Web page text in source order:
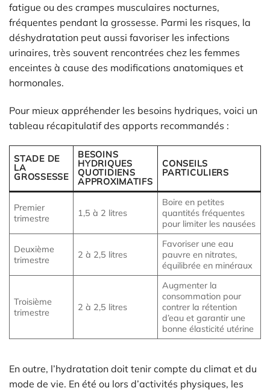
fatigue ou des crampes musculaires nocturnes,
fréquentes pendant la grossesse. Parmi les risques, la
déshydratation peut aussi favoriser les infections
urinaires, très souvent rencontrées chez les femmes
enceintes à cause des modifications anatomiques et
hormonales.
Pour mieux appréhender les besoins hydriques, voici un
tableau récapitulatif des apports recommandés :
STADE DE
LA
GROSSESSE
BESOINS
HYDRIQUES
QUOTIDIENS
APPROXIMATIFS
CONSEILS
PARTICULIERS
Premier
trimestre
1,5 à 2 litres
Boire en petites
quantités fréquentes
pour limiter les nausées
Deuxième
trimestre
2 à 2,5 litres
Favoriser une eau
pauvre en nitrates,
équilibrée en minéraux
Troisième
trimestre
2 à 2,5 litres
Augmenter la
consommation pour
contrer la rétention
d’eau et garantir une
bonne élasticité utérine
En outre, l’hydratation doit tenir compte du climat et du
mode de vie. En été ou lors d’activités physiques, les